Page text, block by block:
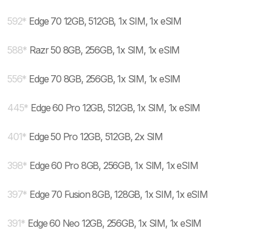
592* Edge 70 12GB, 512GB, 1x SIM, 1x eSIM
588* Razr 50 8GB, 256GB, 1x SIM, 1x eSIM
556* Edge 70 8GB, 256GB, 1x SIM, 1x eSIM
445* Edge 60 Pro 12GB, 512GB, 1x SIM, 1x eSIM
401* Edge 50 Pro 12GB, 512GB, 2x SIM
398* Edge 60 Pro 8GB, 256GB, 1x SIM, 1x eSIM
397* Edge 70 Fusion 8GB, 128GB, 1x SIM, 1x eSIM
391* Edge 60 Neo 12GB, 256GB, 1x SIM, 1x eSIM